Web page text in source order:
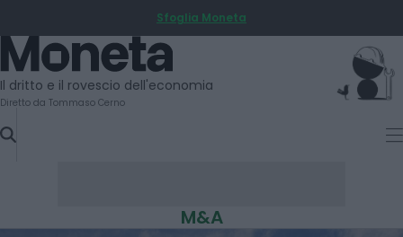
TO
CONTENT
Sfoglia Moneta
Moneta
Il dritto e il rovescio dell'economia
Diretto da Tommaso Cerno
M&A